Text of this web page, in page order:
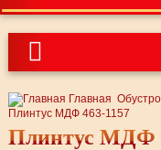
Главная
Плинтус МДФ 463-1157
Плинтус МДФ